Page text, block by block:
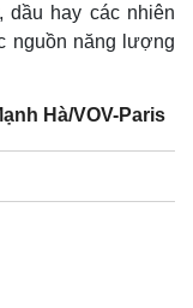
dầu hay các nhiên
nguồn năng lượng
Hà/VOV-Paris